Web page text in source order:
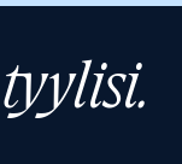
tyylisi.